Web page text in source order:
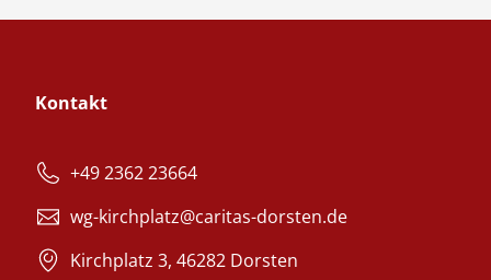
Kontakt
+49 2362 23664
wg-kirchplatz@caritas-dorsten.de
Kirchplatz 3, 46282 Dorsten